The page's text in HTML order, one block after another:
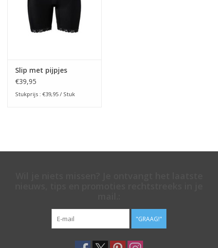
Slip met pijpjes
€39,95
Stukprijs : €39,95 / Stuk
"GRAAG!"